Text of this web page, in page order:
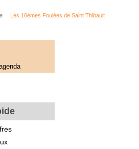
Les 10èmes Foulées de Saint Thibault